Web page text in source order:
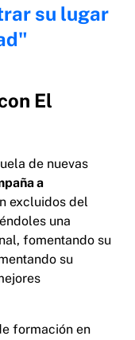
su lugar
El
de nuevas
a
excluidos del
una
fomentando su
su
formación en